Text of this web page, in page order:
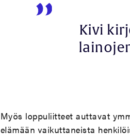
Kivi
Myös loppuliitteet auttavat
elämään vaikuttaneista